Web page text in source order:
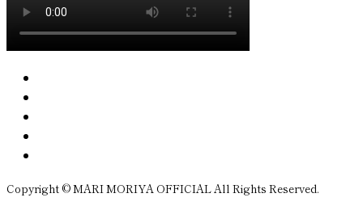
Copyright © MARI MORIYA OFFICIAL All Rights Reserved.